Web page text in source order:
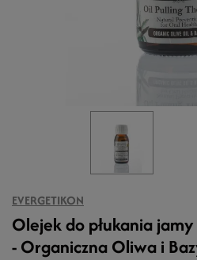
EVERGETIKON
Olejek do płukania
- Organiczna Oliwa i